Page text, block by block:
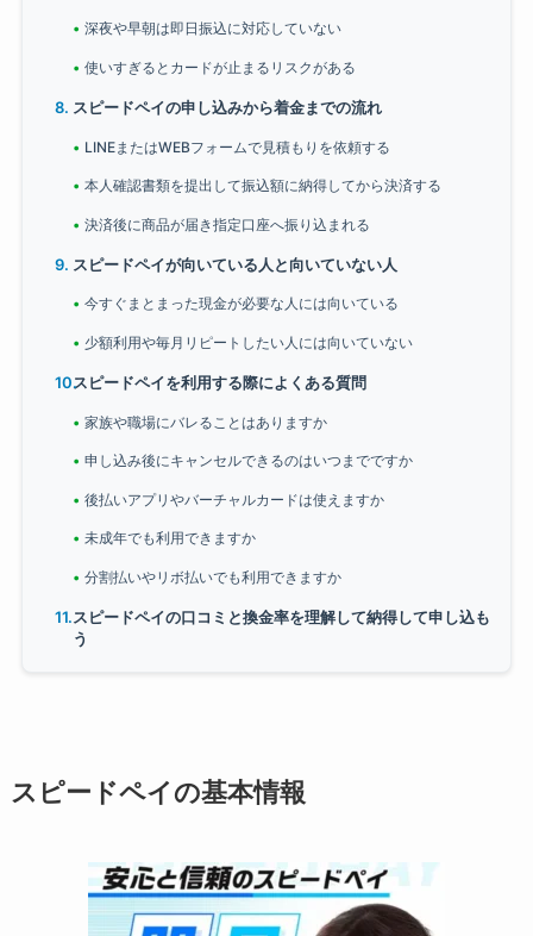
深夜や早朝は即日振込に対応していない
使いすぎるとカードが止まるリスクがある
スピードペイの申し込みから着金までの流れ
LINEまたはWEBフォームで見積もりを依頼する
本人確認書類を提出して振込額に納得してから決済する
決済後に商品が届き指定口座へ振り込まれる
スピードペイが向いている人と向いていない人
今すぐまとまった現金が必要な人には向いている
少額利用や毎月リピートしたい人には向いていない
スピードペイを利用する際によくある質問
家族や職場にバレることはありますか
申し込み後にキャンセルできるのはいつまでですか
後払いアプリやバーチャルカードは使えますか
未成年でも利用できますか
分割払いやリボ払いでも利用できますか
スピードペイの口コミと換金率を理解して納得して申し込も
う
スピードペイの基本情報